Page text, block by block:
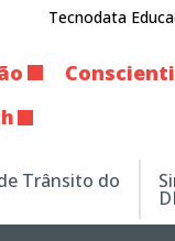
Tecnodata
Trânsito do